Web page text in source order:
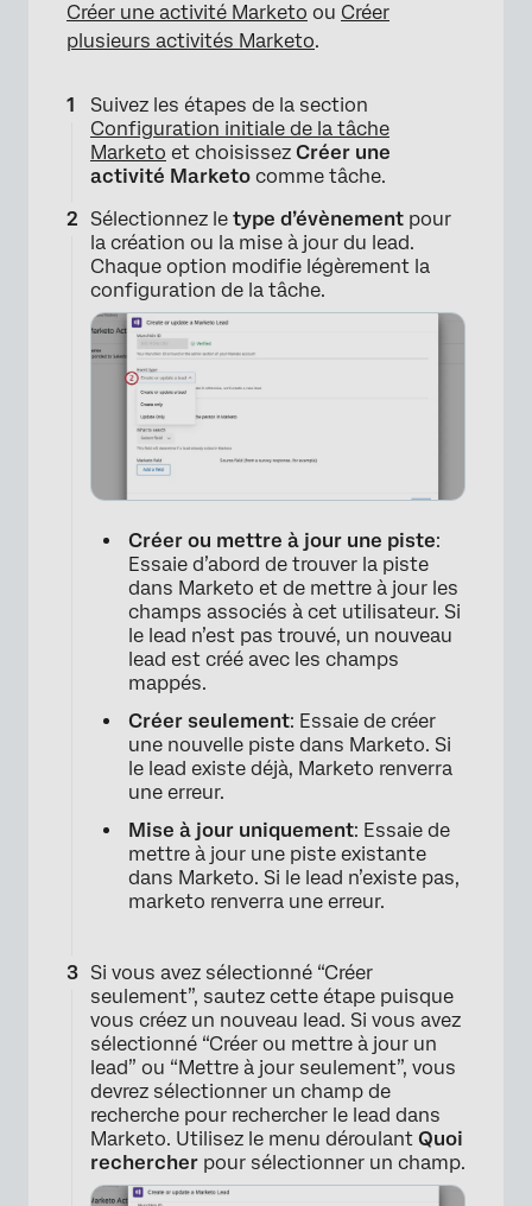
Créer une activité Marketo ou Créer
plusieurs activités Marketo.
Suivez les étapes de la section
Configuration initiale de la tâche
Marketo et choisissez Créer une
activité Marketo comme tâche.
Sélectionnez le type d’évènement pour
la création ou la mise à jour du lead.
Chaque option modifie légèrement la
configuration de la tâche.
Créer ou mettre à jour une piste:
Essaie d’abord de trouver la piste
dans Marketo et de mettre à jour les
champs associés à cet utilisateur. Si
le lead n’est pas trouvé, un nouveau
lead est créé avec les champs
mappés.
Créer seulement: Essaie de créer
une nouvelle piste dans Marketo. Si
le lead existe déjà, Marketo renverra
une erreur.
Mise à jour uniquement: Essaie de
mettre à jour une piste existante
dans Marketo. Si le lead n’existe pas,
marketo renverra une erreur.
Si vous avez sélectionné “Créer
seulement”, sautez cette étape puisque
vous créez un nouveau lead. Si vous avez
sélectionné “Créer ou mettre à jour un
lead” ou “Mettre à jour seulement”, vous
devrez sélectionner un champ de
recherche pour rechercher le lead dans
Marketo. Utilisez le menu déroulant Quoi
rechercher pour sélectionner un champ.